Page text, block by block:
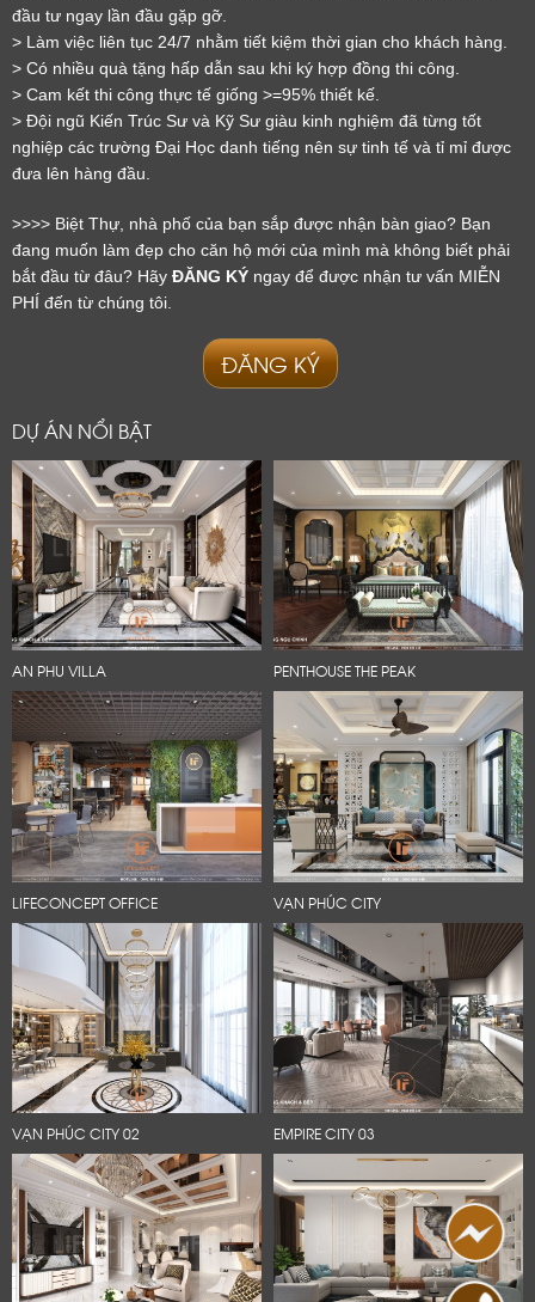
đầu tư ngay lần đầu gặp gỡ.
> Làm việc liên tục 24/7 nhằm tiết kiệm thời gian cho khách hàng.
> Có nhiều quà tặng hấp dẫn sau khi ký hợp đồng thi công.
> Cam kết thi công thực tế giống >=95% thiết kế.
> Đội ngũ Kiến Trúc Sư và Kỹ Sư giàu kinh nghiệm đã từng tốt
nghiệp các trường Đại Học danh tiếng nên sự tinh tế và tỉ mỉ được
đưa lên hàng đầu.
>>>> Biệt Thự, nhà phố của bạn sắp được nhận bàn giao? Bạn
đang muốn làm đẹp cho căn hộ mới của mình mà không biết phải
bắt đầu từ đâu? Hãy ĐĂNG KÝ ngay để được nhận tư vấn MIỄN
PHÍ đến từ chúng tôi.
ĐĂNG KÝ
DỰ ÁN NỔI BẬT
AN PHU VILLA PENTHOUSE THE PEAK
LIFECONCEPT OFFICE VẠN PHÚC CITY
VẠN PHÚC CITY 02 EMPIRE CITY 03
Cảm ơn quý khách đã để lại thông tin.
Chúng tôi sẽ liên hệ lại trong thời gian sớm nhất